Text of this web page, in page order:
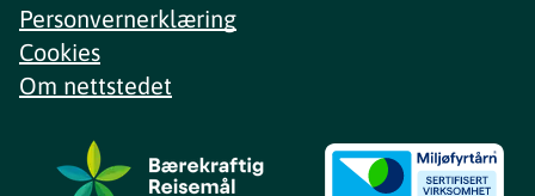
Personvernerklæring
Cookies
Om nettstedet